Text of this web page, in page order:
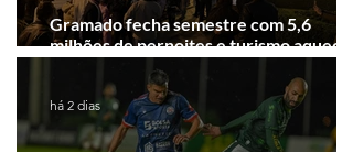
Gramado fecha semestre com 5,6
milhões de pernoites e turismo
Junho desponta!
há 2 dias